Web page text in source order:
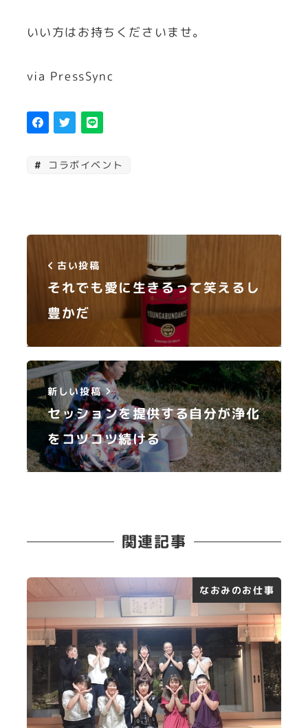
いい方はお持ちくださいませ。
via PressSync
コラボイベント
古い投稿
それでも愛に生きるって笑えるし
豊かだ
新しい投稿
セッションを提供する自分が浄化
をコツコツ続ける
関連記事
なおみのお仕事